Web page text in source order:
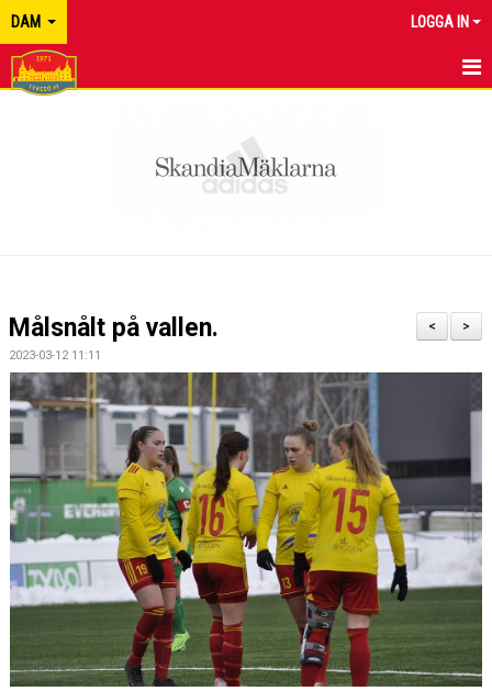
DAM LOGGA IN
BILDGALLERI
DOKUMENT
KONTAKT
>
<
Målsnålt på vallen.
2023-03-12 11:11